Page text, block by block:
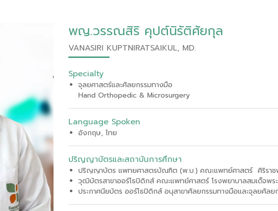
พญ.วรรณสิริ คุปต์นิรัติศัยกุล
VANASIRI KUPTNIRATSAIKUL, MD.
Specialty
จุลยศาสตร์และศัลยกรรมทางมือ
Hand Orthopedic & Microsurgery
Language Spoken
อังกฤษ, ไทย
ปริญญาบัตรและสถาบันการศึกษา
ปริญญาบัตร แพทยศาสตรบัณฑิต (พ.บ.) คณะแพทย์ศาสตร์ศิริราช
วุฒิบัตรสาขาออร์โธปิดิกส์ คณะแพทย์ศาสตร์ โรงพยาบาลสมเด็จพร
ประกาศนียบัตร ออร์โธปิดิกส์ อนุสาขาศัลยกรรมทางมือและจุลยศัลย